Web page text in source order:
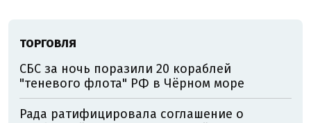
ТОРГОВЛЯ
СБС за ночь поразили 20 кораблей
"теневого флота" РФ в Чёрном море
Рада ратифицировала соглашение о